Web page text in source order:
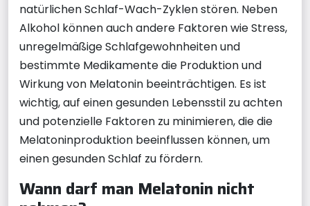
natürlichen Schlaf-Wach-Zyklen stören. Neben
Alkohol können auch andere Faktoren wie Stress,
unregelmäßige Schlafgewohnheiten und
bestimmte Medikamente die Produktion und
Wirkung von Melatonin beeinträchtigen. Es ist
wichtig, auf einen gesunden Lebensstil zu achten
und potenzielle Faktoren zu minimieren, die die
Melatoninproduktion beeinflussen können, um
einen gesunden Schlaf zu fördern.
Wann darf man Melatonin nicht